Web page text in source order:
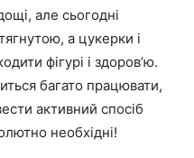
але сьогодні
а цукерки і
фігурі і здоров’ю.
багато працювати,
активний спосіб
необхідні!